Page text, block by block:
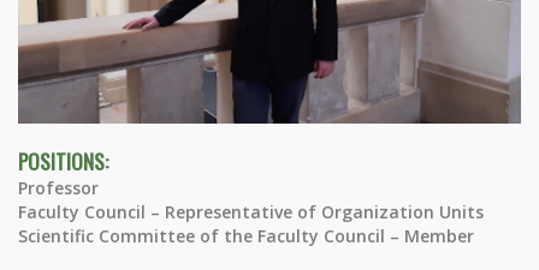
POSITIONS:
Professor
Faculty Council – Representative of Organization Units
Scientific Committee of the Faculty Council – Member